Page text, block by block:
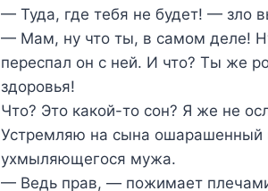
— Туда, где тебя не будет! —
— Мам, ну что ты, в самом деле!
переспал он с ней. И что? Ты же
здоровья!
Что? Это какой-то сон? Я же не
Устремляю на сына ошарашенный
ухмыляющегося мужа.
— Ведь прав, — пожимает